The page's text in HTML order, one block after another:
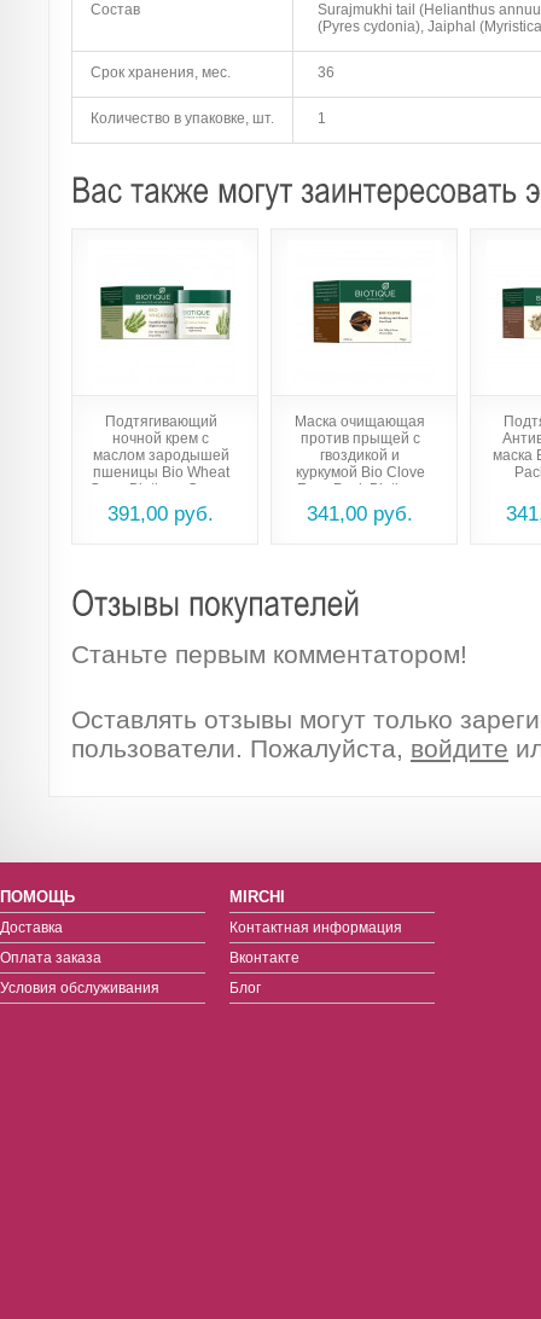
Состав
Surajmukhi tail (Helianthus
(Pyres cydonia), Jaiphal
Срок хранения, мес. 36
Количество в упаковке, шт. 1
Подтягивающий
ночной крем с
маслом зародышей
пшеницы Bio Wheat
Germ Biotique Cream
391,00 руб.
Маска очищающая
против прыщей с
гвоздикой и
куркумой Bio Clove
Face Pack Biotique
341,00 руб.
маска
Станьте первым комментатором!
Оставлять отзывы могут только
пользователи. Пожалуйста, войдите
ПОМОЩЬ
Доставка
Оплата заказа
Условия обслуживания
MIRCHI
Контактная информация
Вконтакте
Блог